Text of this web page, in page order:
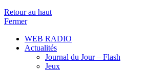
Retour au haut
Fermer
WEB RADIO
Actualités
Journal du Jour – Flash
Jeux